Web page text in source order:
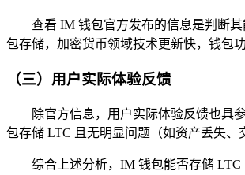
查看 IM 钱包官方发布的信息是判断
包存储，加密货币领域技术更新快，钱包
（三）用户实际体验反馈
除官方信息，用户实际体验反馈也具
包存储 LTC 且无明显问题（如资产丢失
综合上述分析，IM 钱包能否存储